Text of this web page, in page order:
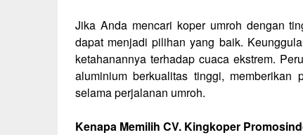
Jika Anda mencari koper umroh dengan
dapat menjadi pilihan yang baik.
ketahanannya terhadap cuaca ekstrem.
aluminium berkualitas tinggi, memberikan
selama perjalanan umroh.
Kenapa Memilih CV. Kingkoper